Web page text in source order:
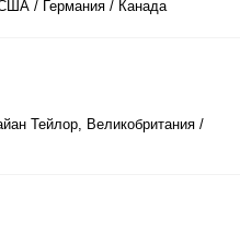
/ Германия / Канада
Тейлор, Великобритания /